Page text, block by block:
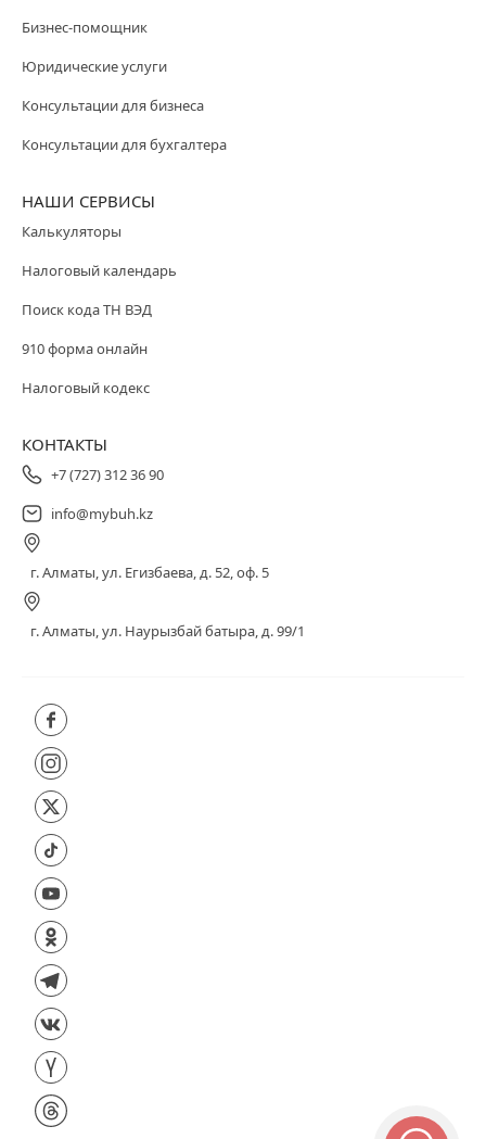
Бизнес-помощник
Юридические услуги
Консультации для бизнеса
Консультации для бухгалтера
НАШИ СЕРВИСЫ
Калькуляторы
Налоговый календарь
Поиск кода ТН ВЭД
910 форма онлайн
Налоговый кодекс
КОНТАКТЫ
+7 (727) 312 36 90
info@mybuh.kz
г. Алматы, ул. Егизбаева, д. 52, оф. 5
г. Алматы, ул. Наурызбай батыра, д. 99/1